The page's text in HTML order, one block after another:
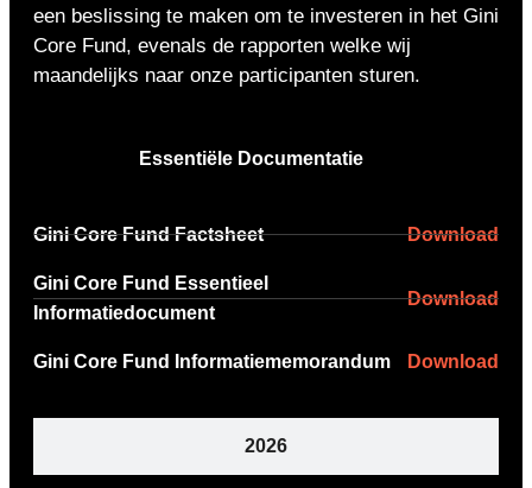
een beslissing te maken om te investeren in het Gini
Core Fund, evenals de rapporten welke wij
maandelijks naar onze participanten sturen.
Essentiële Documentatie
2026
Gini Core Fund Factsheet
Gini Core Fund Essentieel
Informatiedocument
Gini Core Fund Informatiememorandum